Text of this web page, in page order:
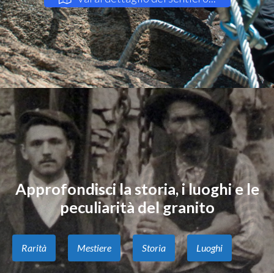
Approfondisci la storia, i luoghi e le
peculiarità del granito
Rarità Mestiere Storia Luoghi